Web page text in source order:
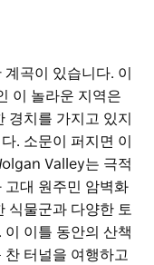
곡이 있습니다. 이
이 놀라운 지역은
경치를 가지고 있지
. 소문이 퍼지면 이
Valley는 극적
고대 원주민 암벽화
식물군과 다양한 토
이틀 동안의 산책
터널을 여행하고